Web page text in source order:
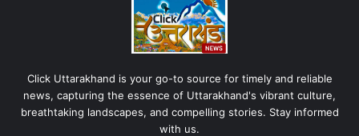
Click Uttarakhand is your go-to source for timely and reliable
news, capturing the essence of Uttarakhand's vibrant culture,
breathtaking landscapes, and compelling stories. Stay informed
with us.